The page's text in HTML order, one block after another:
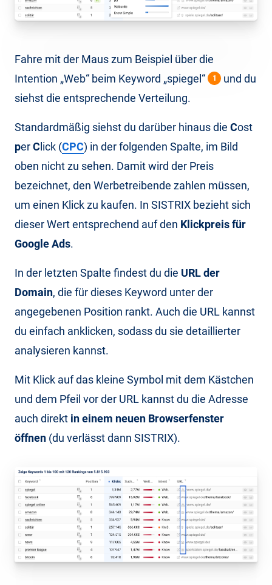
Fahre mit der Maus zum Beispiel über die
Intention „Web“ beim Keyword „spiegel“
1
und du
siehst die entsprechende Verteilung.
Standardmäßig siehst du darüber hinaus die Cost
perC lick (CPC) in der folgenden Spalte, im Bild
oben nicht zu sehen. Damit wird der Preis
bezeichnet, den Werbetreibende zahlen müssen,
um einen Klick zu kaufen. In SISTRIX bezieht sich
dieser Wert entsprechend auf den Klickpreis für
Google Ads.
In der letzten Spalte findest du die URL der
Domain, die für dieses Keyword unter der
angegebenen Position rankt. Auch die URL kannst
du einfach anklicken, sodass du sie detaillierter
analysieren kannst.
Mit Klick auf das kleine Symbol mit dem Kästchen
und dem Pfeil vor der URL kannst du die Adresse
auch direkt in einem neuen Browserfenster
öffnen (du verlässt dann SISTRIX).